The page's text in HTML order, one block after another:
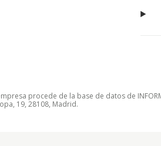
procede de la base de datos de
19, 28108, Madrid.